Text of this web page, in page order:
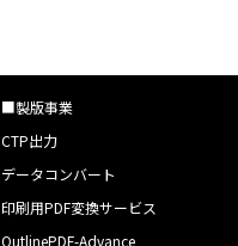
■製版事業
CTP出力
データコンバート
印刷用PDF変換サービス
OutlinePDF-Advance